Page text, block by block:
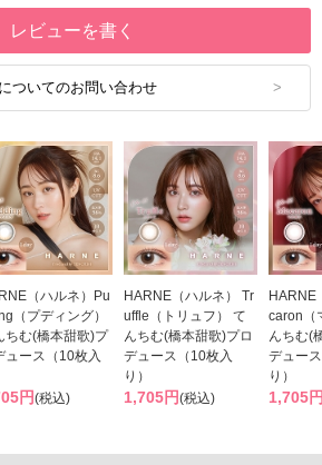
レビューを書く
ついてのお問い合わせ
（ハルネ）Pu
（プディング）
ちむ(橋本甜歌)プ
ュース（10枚入
円(税込)
HARNE（ハルネ） Tr
uffle（トリュフ） て
んちむ(橋本甜歌)プロ
デュース（10枚入
り）
1,705円(税込)
HARNE
caron（
んちむ(
デュー
り）
1,705